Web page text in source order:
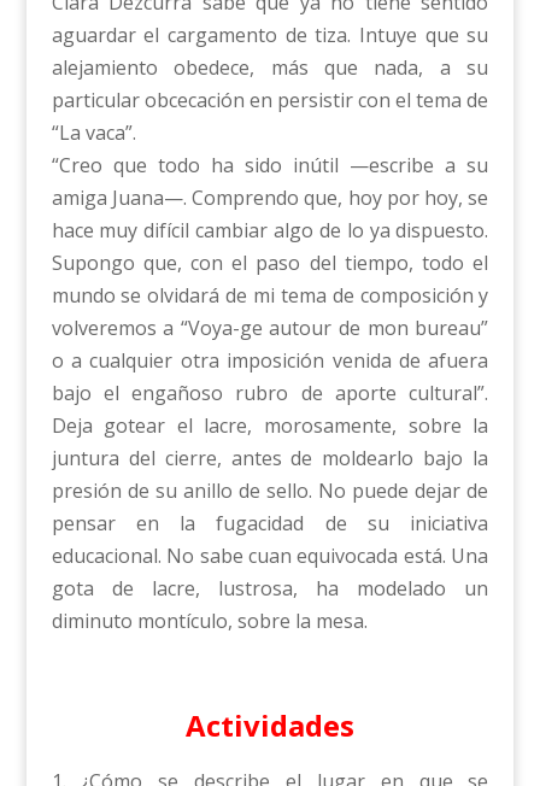
aguardar el cargamento de tiza. Intuye que su
alejamiento obedece, más que nada, a su
particular obcecación en persistir con el tema de
“La vaca”.
“Creo que todo ha sido inútil —escribe a su
amiga Juana—. Comprendo que, hoy por hoy, se
hace muy difícil cambiar algo de lo ya dispuesto.
Supongo que, con el paso del tiempo, todo el
mundo se olvidará de mi tema de composición y
volveremos a “Voya-ge autour de mon bureau”
o a cualquier otra imposición venida de afuera
bajo el engañoso rubro de aporte cultural”.
Deja gotear el lacre, morosamente, sobre la
juntura del cierre, antes de moldearlo bajo la
presión de su anillo de sello. No puede dejar de
pensar en la fugacidad de su iniciativa
educacional. No sabe cuan equivocada está. Una
gota de lacre, lustrosa, ha modelado un
diminuto montículo, sobre la mesa.
Actividades